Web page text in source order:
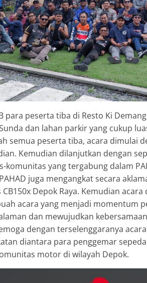
para peserta tiba di Resto Ki
dan lahan parkir yang cukup
semua peserta tiba, acara dimulai
Kemudian dilanjutkan dengan
komunitas yang tergabung dalam
juga mengangkat secara
Depok Raya. Kemudian
acara yang menjadi momentum
dan mewujudkan
dengan terselenggaranya
diantara para penggemar
motor di wilayah Depok.